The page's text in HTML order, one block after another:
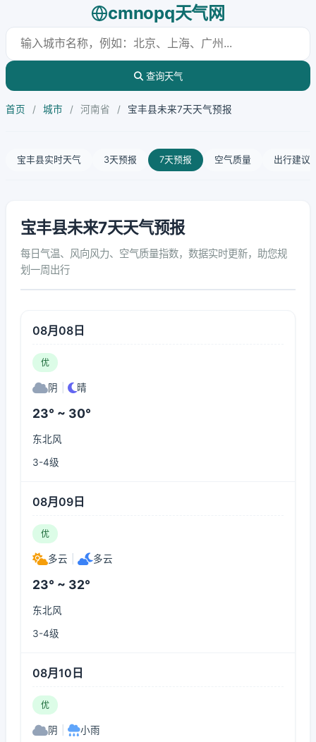
cmnopq天气网
查询天气
首页 / 城市 / 河南省 / 宝丰县未来7天天气预报
宝丰县实时天气 3天预报 7天预报 空气质量 出行建议
宝丰县未来7天天气预报
每日气温、风向风力、空气质量指数，数据实时更新，助您规
划一周出行
08月08日
优
阴 晴
23° ~ 30°
东北风
3-4级
08月09日
优
多云 多云
23° ~ 32°
东北风
3-4级
08月10日
优
阴 小雨